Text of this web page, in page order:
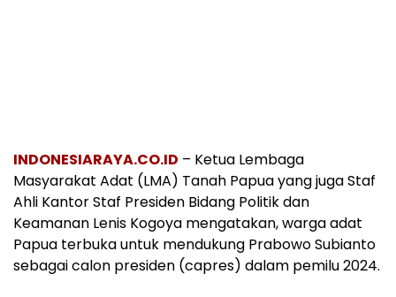
INDONESIARAYA.CO.ID – Ketua Lembaga
Masyarakat Adat (LMA) Tanah Papua yang juga Staf
Ahli Kantor Staf Presiden Bidang Politik dan
Keamanan Lenis Kogoya mengatakan, warga adat
Papua terbuka untuk mendukung Prabowo Subianto
sebagai calon presiden (capres) dalam pemilu 2024.